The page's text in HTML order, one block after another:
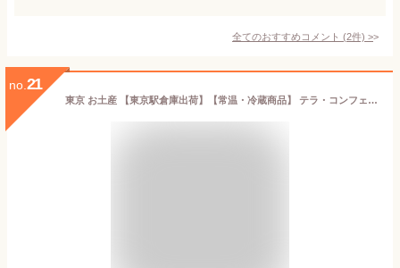
全てのおすすめコメント (2件) >
no. 21
東京 お土産 【東京駅倉庫出荷】【常温・冷蔵商品】 テラ・コンフェクト チーズウィッチ 23個入 東京みやげ 東京土産 東京駅 お菓子 スイーツ クッキー 洋菓子 焼き菓子 お中元 御中元 お歳暮 御歳暮 内祝い ホワイトデー プチギフト ギフト のし不可